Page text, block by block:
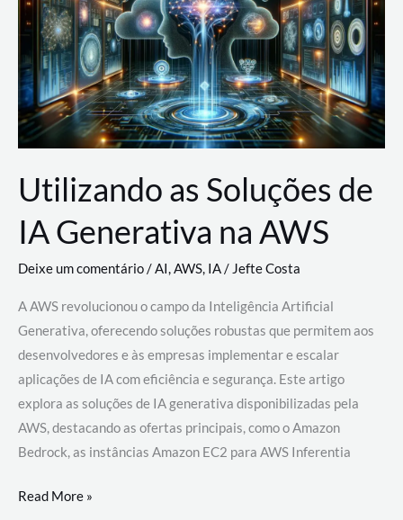
Utilizando as Soluções de
IA Generativa na AWS
Deixe um comentário/AI,AWS, IA/Jefte Costa
A AWS revolucionou o campo da Inteligência Artificial
Generativa, oferecendo soluções robustas que permitem aos
desenvolvedores e às empresas implementar e escalar
aplicações de IA com eficiência e segurança. Este artigo
explora as soluções de IA generativa disponibilizadas pela
AWS, destacando as ofertas principais, como o Amazon
Bedrock, as instâncias Amazon EC2 para AWS Inferentia
Utilizando
Read More »